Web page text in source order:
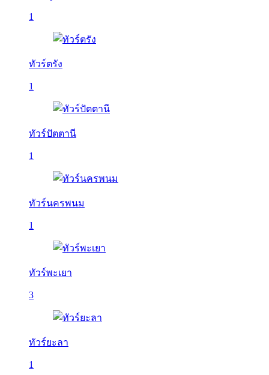
1
ทัวร์ตรัง
1
ทัวร์ปัตตานี
1
ทัวร์นครพนม
1
ทัวร์พะเยา
3
ทัวร์ยะลา
1